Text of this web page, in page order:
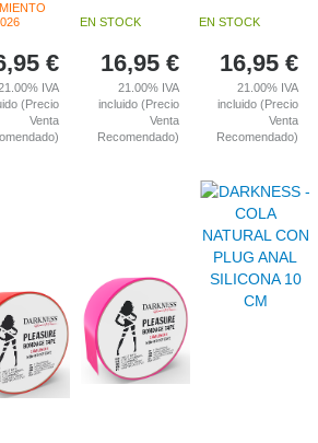
€
IVA
(Precio
Venta
EN STOCK
16,95 €
21.00% IVA
incluido (Precio
Venta
Recomendado)
EN STOCK
16,95 €
21.00% IVA
incluido (Precio
Venta
Recomendado)